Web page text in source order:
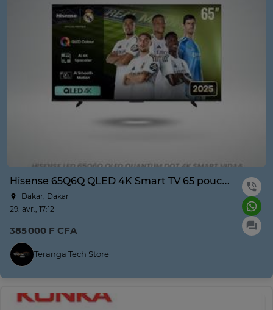
Hisense 65Q6Q QLED 4K Smart TV 65 pouces
Dakar, Dakar
29. avr., 17:12
385 000 F CFA
Teranga Tech Store